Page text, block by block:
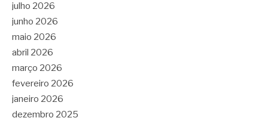
julho 2026
junho 2026
maio 2026
abril 2026
março 2026
fevereiro 2026
janeiro 2026
dezembro 2025